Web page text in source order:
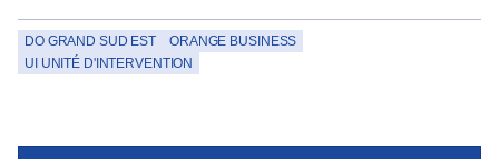
DO GRAND SUD EST
ORANGE BUSINESS
UI UNITÉ D'INTERVENTION